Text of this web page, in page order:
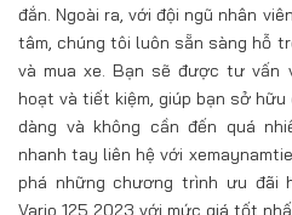
đắn. Ngoài ra, với đội ngũ nhân
tâm, chúng tôi luôn sẵn sàng hỗ
và mua xe. Bạn sẽ được tư
hoạt và tiết kiệm, giúp bạn sở
dàng và không cần đến quá
nhanh tay liên hệ với
phá những chương trình ưu đãi